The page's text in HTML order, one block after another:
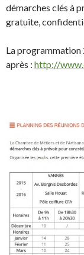
démarches clés à
gratuite,
La programmation
après : http://